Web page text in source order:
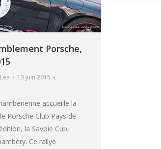
Porsche,
Léa
13 juin 2015
accueille la
Porsche Club Pays de
la Savoie Cup,
Ce rallye